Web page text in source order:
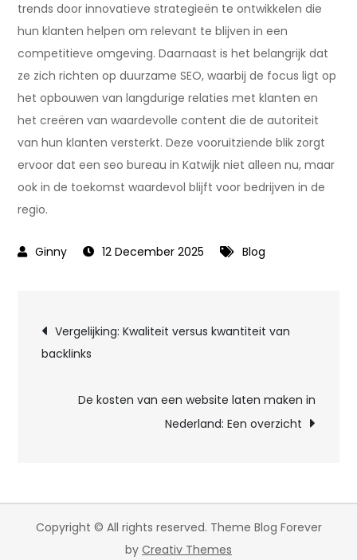
trends door innovatieve strategieën te ontwikkelen die
hun klanten helpen om relevant te blijven in een
competitieve omgeving. Daarnaast is het belangrijk dat
ze zich richten op duurzame SEO, waarbij de focus ligt op
het opbouwen van langdurige relaties met klanten en
het creëren van waardevolle content die de autoriteit
van hun klanten versterkt. Deze vooruitziende blik zorgt
ervoor dat een seo bureau in Katwijk niet alleen nu, maar
ook in de toekomst waardevol blijft voor bedrijven in de
regio.
12 December 2025 Blog
Post
navigation
Vergelijking: Kwaliteit versus kwantiteit van
backlinks
De kosten van een website laten maken in
Nederland: Een overzicht
Copyright © All rights reserved. Theme Blog Forever
by Creativ Themes